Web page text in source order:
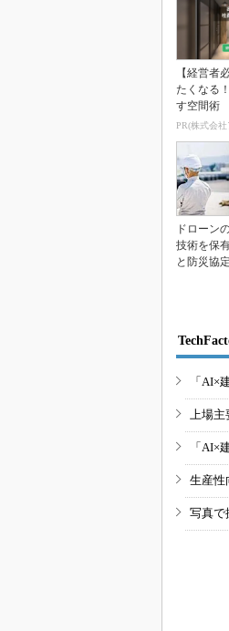
【経営者
たくなる
す空間術
ドローン
技術を保
と防災協
「AI×
上場
「AI×
生産性
写真で